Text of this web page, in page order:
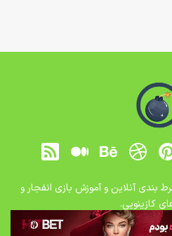
بندی آنلاین و آموزش بازی انفجار و
کازینویی.